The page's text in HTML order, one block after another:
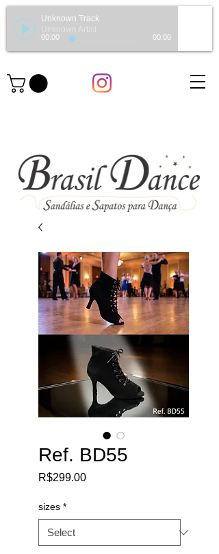
Unknown Track
Unknown Artist
00:00 00:00
Ref. BD55
R$299.00Price
sizes *